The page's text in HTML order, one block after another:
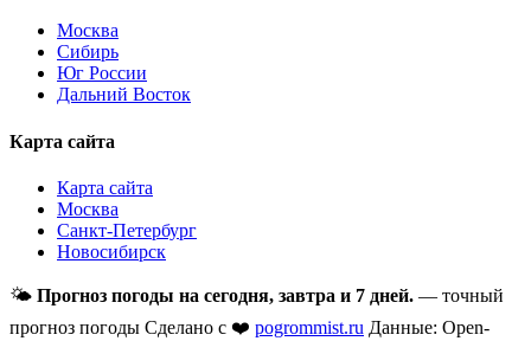
Москва
Сибирь
Юг России
Дальний Восток
Карта сайта
Карта сайта
Москва
Санкт-Петербург
Новосибирск
🌤 Прогноз погоды на сегодня, завтра и 7 дней. — точный
прогноз погоды Сделано с ❤️ pogrommist.ru Данные: Open-